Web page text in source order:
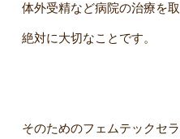
体外受精など病院の治療を
絶対に大切なことです。
そのためのフェムテックセ